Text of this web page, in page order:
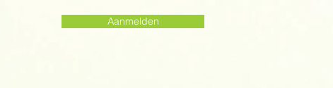
Aanmelden